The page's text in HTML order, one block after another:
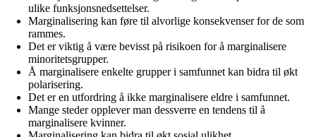
ulike funksjonsnedsettelser.
Marginalisering kan føre til alvorlige konsekvenser for de som
rammes.
Det er viktig å være bevisst på risikoen for å marginalisere
minoritetsgrupper.
Å marginalisere enkelte grupper i samfunnet kan bidra til økt
polarisering.
Det er en utfordring å ikke marginalisere eldre i samfunnet.
Mange steder opplever man dessverre en tendens til å
marginalisere kvinner.